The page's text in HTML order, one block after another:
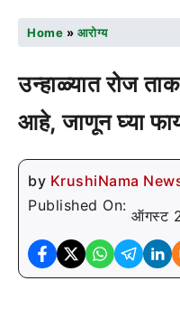
Home » आरोग्य
उन्हाळ्यात रोज
आहे, जाणून घ्या
by KrushiNama
Published On:
ऑगस्ट